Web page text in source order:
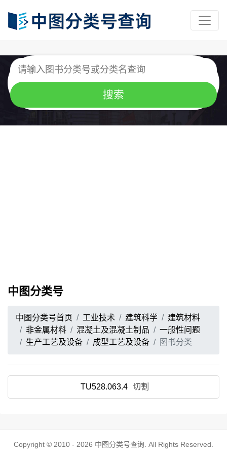
中图分类号
中图分类号首页 工业技术 建筑科学
建筑材料
非金属材料
混凝土及混凝土制品
一般性问题
生产工艺及设备
成型工艺及设备 图书分类
TU528.063.4 切割
Copyright © 2010 - 2026 中图分类号查询 . All Rights Reserved.